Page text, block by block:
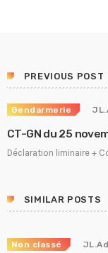
6 août 2026
4 août 2026
Crise énergétique :
PREVIOUS POST
Gendarmerie
CT-GN du 25
Déclaration liminaire +
SIMILAR POSTS
Non classé